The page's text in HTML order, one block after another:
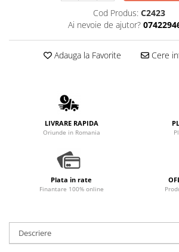
Cod Produs: C2423
Ai nevoie de ajutor?
Adauga la Favorite Cere
LIVRARE RAPIDA
Oriunde in Romania
Plata in rate
Finantare 100% online
Descriere